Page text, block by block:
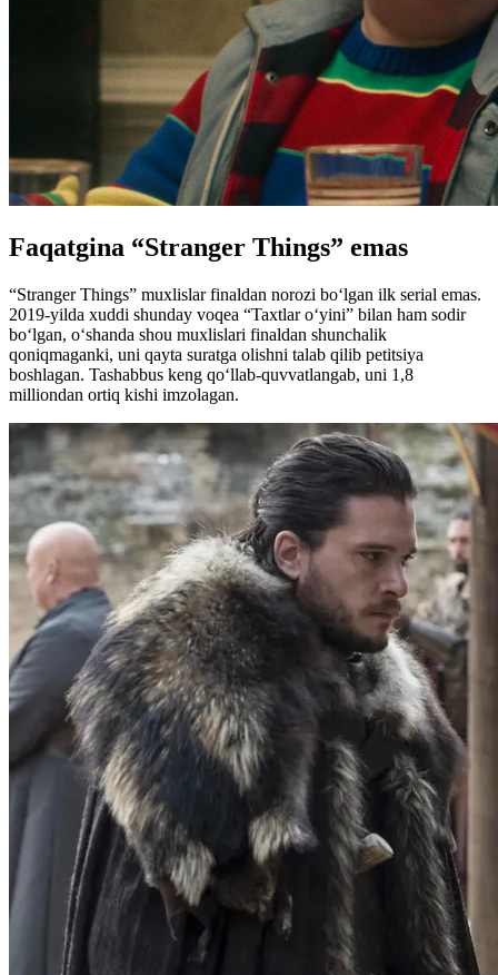
Faqatgina “Stranger Things” emas
“Stranger Things” muxlislar finaldan norozi boʻlgan ilk serial emas.
2019-yilda xuddi shunday voqea “Taxtlar o‘yini” bilan ham sodir
bo‘lgan, o‘shanda shou muxlislari finaldan shunchalik
qoniqmaganki, uni qayta suratga olishni talab qilib petitsiya
boshlagan. Tashabbus keng qo‘llab-quvvatlangab, uni 1,8
milliondan ortiq kishi imzolagan.